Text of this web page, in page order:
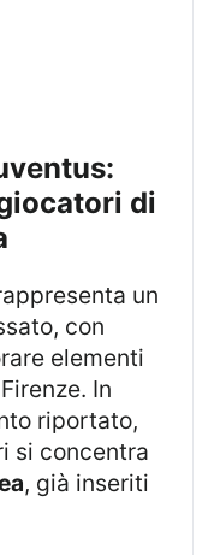
di
con
elementi
In
riportato,
si concentra
, già inseriti